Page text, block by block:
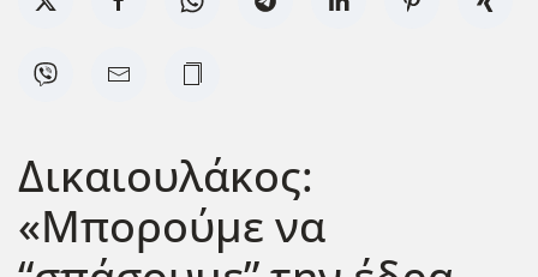
Δικαιουλάκος:
«Μπορούμε να